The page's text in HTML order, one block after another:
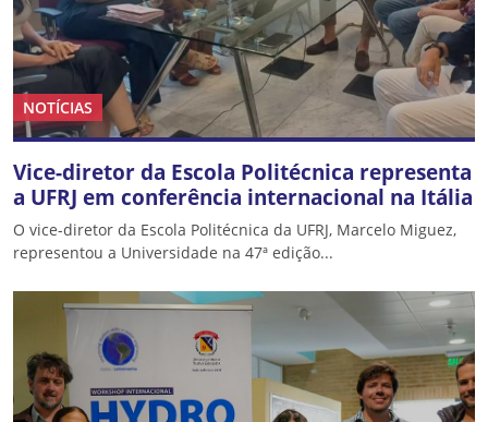
NOTÍCIAS
Vice-diretor da Escola Politécnica representa
a UFRJ em conferência internacional na Itália
O vice-diretor da Escola Politécnica da UFRJ, Marcelo Miguez,
representou a Universidade na 47ª edição...